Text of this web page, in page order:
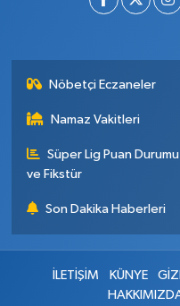
Nöbetçi Eczaneler
Namaz Vakitleri
Süper Lig Puan Durumu
ve Fikstür
Son Dakika Haberleri
İLETİŞİM KÜNYE